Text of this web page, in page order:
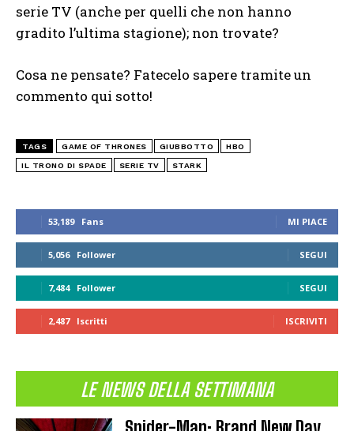
53,189 Fans MI PIACE
5,056 Follower SEGUI
7,484 Follower SEGUI
2,487 Iscritti ISCRIVITI
LE NEWS DELLA SETTIMANA
serie TV (anche per quelli che non hanno
gradito l’ultima stagione); non trovate?
Cosa ne pensate? Fatecelo sapere tramite un
commento qui sotto!
TAGS GAME OF THRONES GIUBBOTTO HBO
IL TRONO DI SPADE SERIE TV STARK